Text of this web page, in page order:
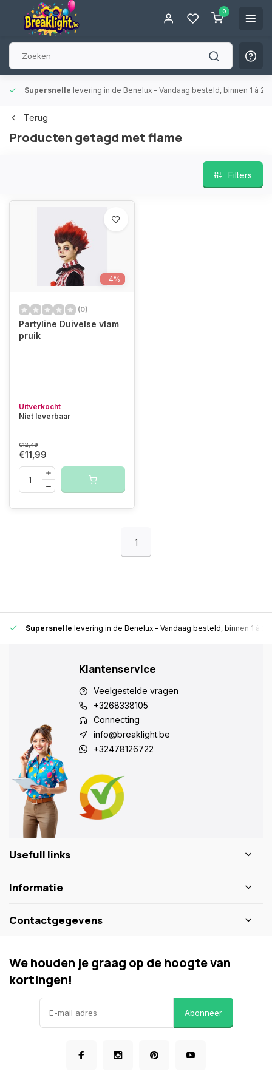
0
Supersnelle levering in de Benelux - Vandaag besteld, binnen 1 à 2
Terug
Producten getagd met flame
Filters
-4%
(0)
Partyline Duivelse vlam
pruik
Uitverkocht
Niet leverbaar
€12,49
€11,99
1
Supersnelle levering in de Benelux - Vandaag besteld, binnen 1 à 2
Klantenservice
Veelgestelde vragen
+3268338105
Connecting
info@breaklight.be
+32478126722
Usefull links
Informatie
Contactgegevens
We houden je graag op de hoogte van
kortingen!
Abonneer